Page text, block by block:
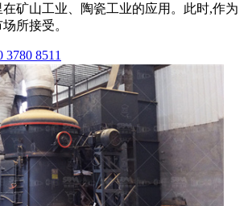
矿山工业、陶瓷工业的应用。此时,作为
所接受。
8511